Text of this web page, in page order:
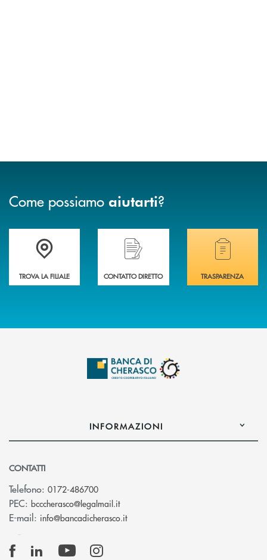
Come possiamo aiutarti?
Accedi all' elenco completo delle filiali .
TROVA LA FILIALE
Hai bisogno di assistenza immediata?
CONTATTO DIRETTO
Hai bisogno di
TRASPARENZA
INFORMAZIONI
CONTATTI
Telefono: 0172-486700
PEC: bcccherasco@legalmail.it(si apre l’app di posta elettronica)
E-mail: info@bancadicherasco.it(si apre l’app di posta elettronica)